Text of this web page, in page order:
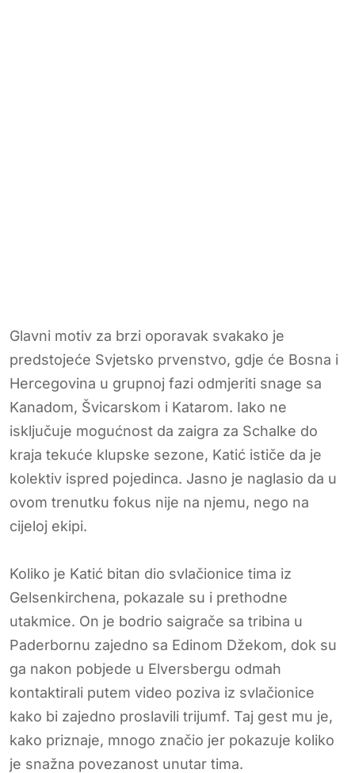
Glavni motiv za brzi oporavak svakako je
predstojeće Svjetsko prvenstvo, gdje će Bosna i
Hercegovina u grupnoj fazi odmjeriti snage sa
Kanadom, Švicarskom i Katarom. Iako ne
isključuje mogućnost da zaigra za Schalke do
kraja tekuće klupske sezone, Katić ističe da je
kolektiv ispred pojedinca. Jasno je naglasio da u
ovom trenutku fokus nije na njemu, nego na
cijeloj ekipi.
Koliko je Katić bitan dio svlačionice tima iz
Gelsenkirchena, pokazale su i prethodne
utakmice. On je bodrio saigrače sa tribina u
Paderbornu zajedno sa Edinom Džekom, dok su
ga nakon pobjede u Elversbergu odmah
kontaktirali putem video poziva iz svlačionice
kako bi zajedno proslavili trijumf. Taj gest mu je,
kako priznaje, mnogo značio jer pokazuje koliko
je snažna povezanost unutar tima.